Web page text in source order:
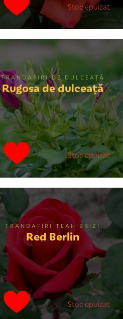
Stoc epuizat
TRANDAFIRI DE DULCEAŢĂ
Rugosa de dulceaţă
Stoc epuizat
TRANDAFIRI TEAHIBRIZI
Red Berlin
Stoc epuizat